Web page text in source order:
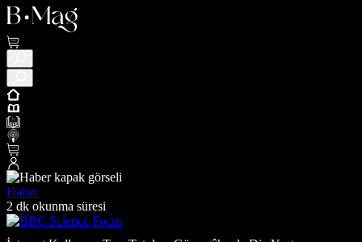
Haber
2 dk okunma süresi